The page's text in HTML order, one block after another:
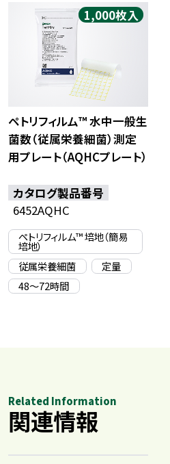
1,000枚入
ペトリフィルム™ 水中一般生
菌数（従属栄養細菌）測定
用プレート（AQHCプレート）
カタログ製品番号
6452AQHC
ペトリフィルム™ 培地（簡易
培地）
従属栄養細菌
定量
48〜72時間
Related Information
関連情報